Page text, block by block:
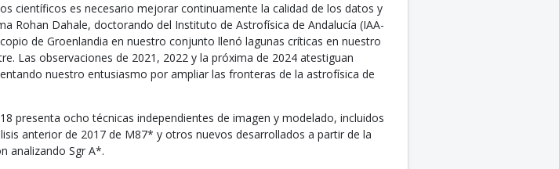
científicos es necesario mejorar continuamente la calidad de los datos y
Rohan Dahale, doctorando del Instituto de Astrofísica de Andalucía (IAA-
de Groenlandia en nuestro conjunto llenó lagunas críticas en nuestro
Las observaciones de 2021, 2022 y la próxima de 2024 atestiguan
nuestro entusiasmo por ampliar las fronteras de la astrofísica de
presenta ocho técnicas independientes de imagen y modelado, incluidos
anterior de 2017 de M87* y otros nuevos desarrollados a partir de la
analizando Sgr A*.